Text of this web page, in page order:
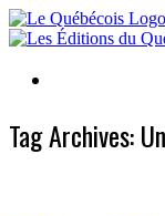
Skip
to
Tag Archives: